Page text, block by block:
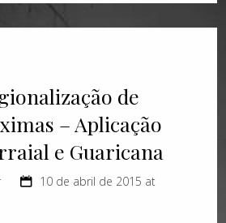
de
– Aplicação
e Guaricana
10 de abril de 2015 at